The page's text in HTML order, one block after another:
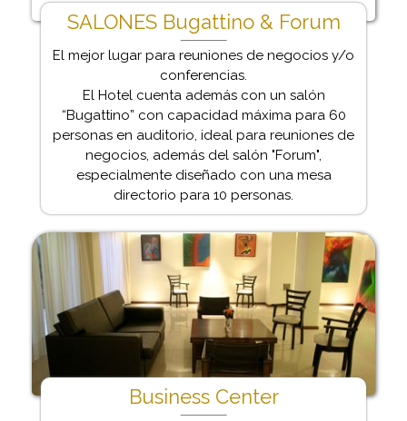
SALONES Bugattino & Forum
El mejor lugar para reuniones de negocios y/o
conferencias.
El Hotel cuenta además con un salón
“Bugattino” con capacidad máxima para 60
personas en auditorio, ideal para reuniones de
negocios, además del salón "Forum",
especialmente diseñado con una mesa
directorio para 10 personas.
Business Center